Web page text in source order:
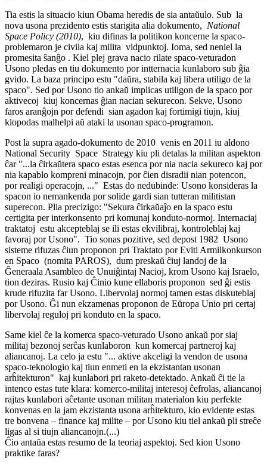
Tia estis la situacio kiun Obama heredis de sia antaŭulo. Sub la
nova usona prezidento estis starigita alia dokumento, National
Space Policy (2010), kiu difinas la politikon koncerne la spaco-
problemaron je civila kaj milita vidpunktoj. Ioma, sed neniel la
promesita ŝanĝo . Kiel plej grava nacio rilate spaco-veturadon
Usono pledas en tiu dokumento por intternacia kunlaboro sub ĝia
gvido. La baza principo estu "daŭra, stabila kaj libera utiligo de la
spaco". Sed por Usono tio ankaŭ implicas utiligon de la spaco por
aktivecoj kiuj koncernas ĝian nacian sekurecon. Sekve, Usono
faros aranĝojn por defendi sian agadon kaj fortimigi tiujn, kiuj
klopodas malhelpi aŭ ataki la usonan spaco-programon.
Post la supra agado-dokumento de 2010 venis en 2011 iu aldono
National Security Space Strategy kiu pli detalas la militan aspekton
ĉar "...la ĉirkaŭtera spaco estas esenca por nia nacia sekureco kaj por
nia kapablo kompreni minacojn, por ĉien disradii nian potencon,
por realigi operacojn, ..." Estas do nedubinde: Usono konsideras la
spacon io nemankenda por solide gardi sian tutteran militistan
superecon. Plia precizigo: "Sekura ĉirkaŭaĵo en la spaco estu
certigita per interkonsento pri komunaj konduto-normoj. Internaciaj
traktatoj estu akcepteblaj se ili estas ekvilibraj, kontroleblaj kaj
favoraj por Usono". Tio sonas pozitive, sed depost 1982 Usono
sisteme rifuzas ĉiun proponon pri Traktato por Eviti Armilkonkurson
en Spaco (nomita PAROS), dum preskaŭ ĉiuj landoj de la
Ĝeneraala Asambleo de Unuiĝintaj Nacioj, krom Usono kaj Israelo,
tion deziras. Rusio kaj Ĉinio kune ellaboris proponon sed ĝi estis
krude rifuzita far Usono. Libervolaj normoj tamen estas diskuteblaj
por Usono. Ĝi nun ekzamenas proponon de Eŭropa Unio pri certaj
libervolaj reguloj pri konduto en la spaco.
Same kiel ĉe la komerca spaco-veturado Usono ankaŭ por siaj
militaj bezonoj serĉas kunlaboron kun komercaj partneroj kaj
aliancanoj. La celo ja estu "... aktive akceligi la vendon de usona
spaco-teknologio kaj tiun enmeti en la ekzistantan usonan
arĥitekturon" kaj kunlabori pri raketo-detektado. Ankaŭ ĉi tie la
intenco estas tute klara: komerco-militaj interesoj ĉefrolas, aliancanoj
rajtas kunlabori aĉetante usonan militan materialon kiu perfekte
konvenas en la jam ekzistanta usona arĥitekturo, kio evidente estas
tre bonvena – finance kaj milite – por Usono kiu tiel ankaŭ pli streĉe
ligas al si tiujn aliancanojn.(...)
Ĉio antaŭa estas resumo de la teoriaj aspektoj. Sed kion Usono
praktike faras?